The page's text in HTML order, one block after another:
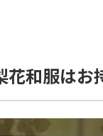
和服はお